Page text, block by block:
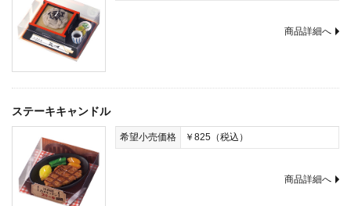
商品詳細へ
ステーキキャンドル
希望小売価格 ￥825（税込）
商品詳細へ